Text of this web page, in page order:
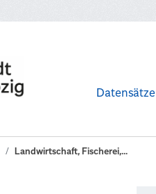
Datensätze
Landwirtschaft, Fischerei,...